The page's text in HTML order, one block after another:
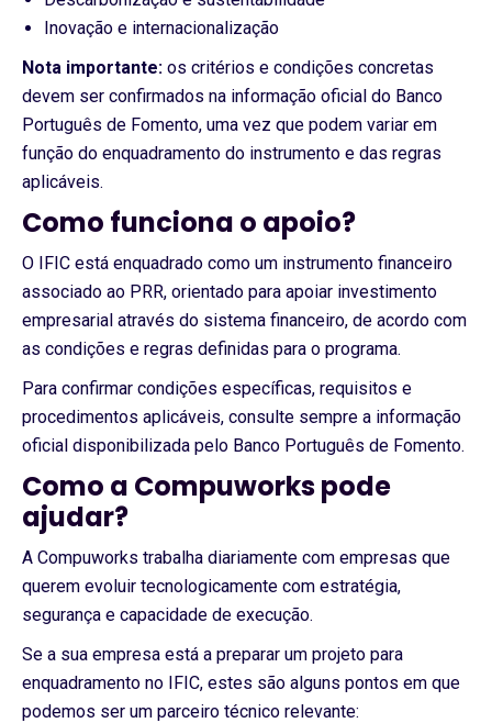
Inovação e internacionalização
Nota importante: os critérios e condições concretas
devem ser confirmados na informação oficial do Banco
Português de Fomento, uma vez que podem variar em
função do enquadramento do instrumento e das regras
aplicáveis.
Como funciona o apoio?
O IFIC está enquadrado como um instrumento financeiro
associado ao PRR, orientado para apoiar investimento
empresarial através do sistema financeiro, de acordo com
as condições e regras definidas para o programa.
Para confirmar condições específicas, requisitos e
procedimentos aplicáveis, consulte sempre a informação
oficial disponibilizada pelo Banco Português de Fomento.
Como a Compuworks pode
ajudar?
A Compuworks trabalha diariamente com empresas que
querem evoluir tecnologicamente com estratégia,
segurança e capacidade de execução.
Se a sua empresa está a preparar um projeto para
enquadramento no IFIC, estes são alguns pontos em que
podemos ser um parceiro técnico relevante: